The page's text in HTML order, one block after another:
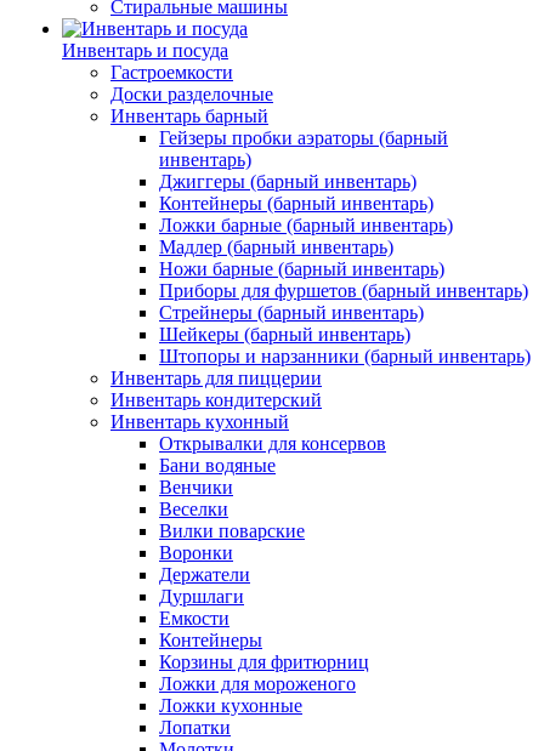
Стиральные машины
Инвентарь и посуда
Гастроемкости
Доски разделочные
Инвентарь барный
Гейзеры пробки аэраторы (барный
инвентарь)
Джиггеры (барный инвентарь)
Контейнеры (барный инвентарь)
Ложки барные (барный инвентарь)
Мадлер (барный инвентарь)
Ножи барные (барный инвентарь)
Приборы для фуршетов (барный инвентарь)
Стрейнеры (барный инвентарь)
Шейкеры (барный инвентарь)
Штопоры и нарзанники (барный инвентарь)
Инвентарь для пиццерии
Инвентарь кондитерский
Инвентарь кухонный
Открывалки для консервов
Бани водяные
Венчики
Веселки
Вилки поварские
Воронки
Держатели
Дуршлаги
Емкости
Контейнеры
Корзины для фритюрниц
Ложки для мороженого
Ложки кухонные
Лопатки